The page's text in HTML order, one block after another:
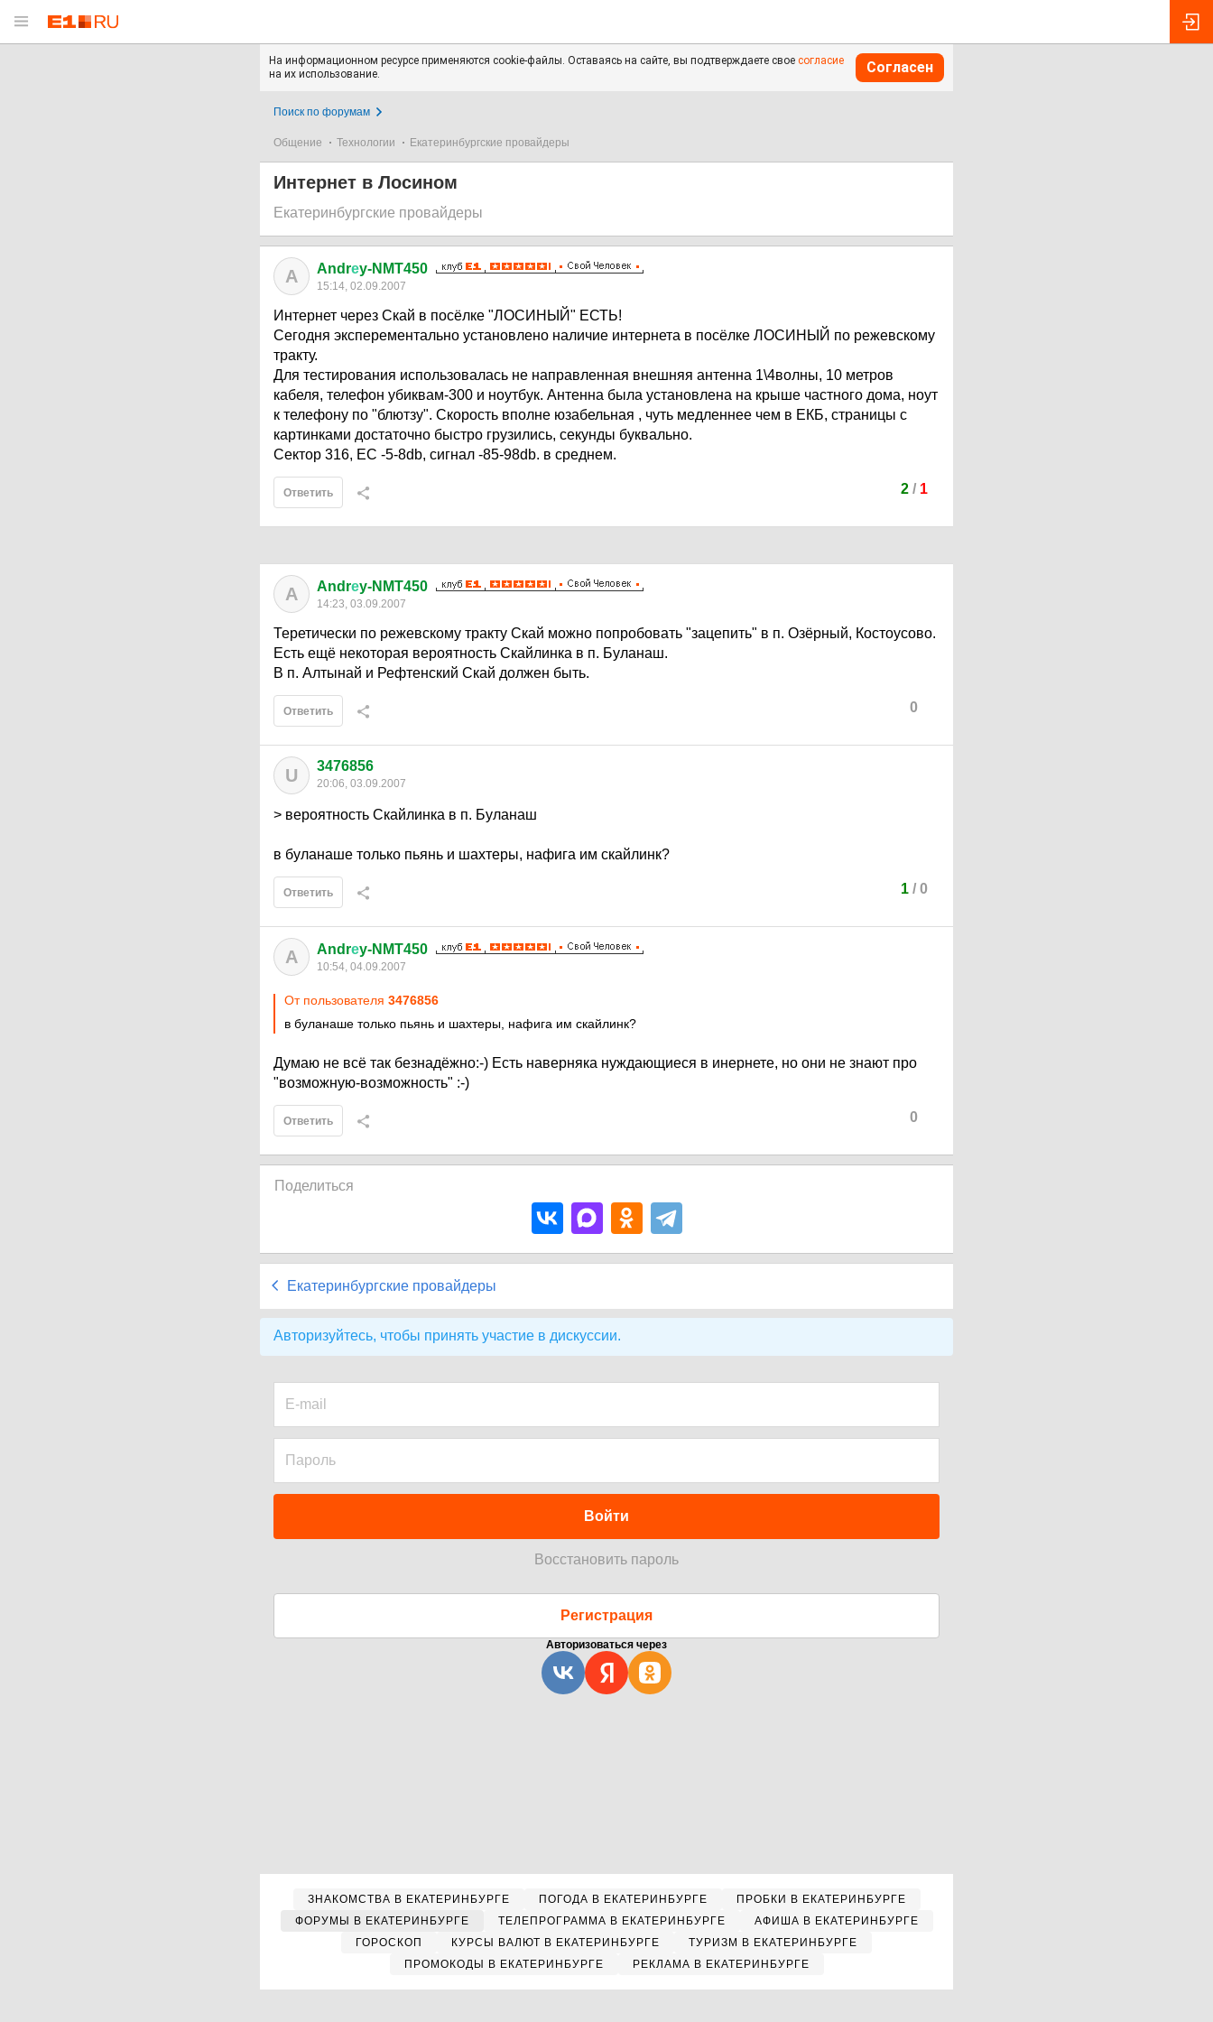
На информационном ресурсе применяются cookie-файлы. Оставаясь на сайте, вы подтверждаете свое согласие
на их использование.
Согласен
Поиск по форумам
Общение Технологии Екатеринбургские провайдеры
Интернет в Лосином
Екатеринбургские провайдеры
A Andrеy-NMT450
15:14, 02.09.2007
Интернет через Скай в посёлке "ЛОСИНЫЙ" ЕСТЬ!
Сегодня эксперементально установлено наличие интернета в посёлке ЛОСИНЫЙ по режевскому
тракту.
Для тестирования использовалась не направленная внешняя антенна 1\4волны, 10 метров
кабеля, телефон убиквам-300 и ноутбук. Антенна была установлена на крыше частного дома, ноут
к телефону по "блютзу". Скорость вполне юзабельная , чуть медленнее чем в ЕКБ, страницы с
картинками достаточно быстро грузились, секунды буквально.
Сектор 316, ЕС -5-8db, сигнал -85-98db. в среднем.
2/ 1
Ответить
A Andrеy-NMT450
14:23, 03.09.2007
Теретически по режевскому тракту Скай можно попробовать "зацепить" в п. Озёрный, Костоусово.
Есть ещё некоторая вероятность Скайлинка в п. Буланаш.
В п. Алтынай и Рефтенский Скай должен быть.
0
Ответить
U 3476856
20:06, 03.09.2007
> вероятность Скайлинка в п. Буланаш
в буланаше только пьянь и шахтеры, нафига им скайлинк?
1/ 0
Ответить
A Andrеy-NMT450
10:54, 04.09.2007
От пользователя 3476856
в буланаше только пьянь и шахтеры, нафига им скайлинк?
Думаю не всё так безнадёжно:-) Есть наверняка нуждающиеся в инернете, но они не знают про
"возможную-возможность" :-)
0
Ответить
Поделиться
Екатеринбургские провайдеры
Авторизуйтесь, чтобы принять участие в дискуссии.
Войти
Восстановить пароль
Регистрация
Авторизоваться через
ЗНАКОМСТВА В ЕКАТЕРИНБУРГЕ ПОГОДА В ЕКАТЕРИНБУРГЕ
ПРОБКИ В ЕКАТЕРИНБУРГЕ
ФОРУМЫ В ЕКАТЕРИНБУРГЕ
ТЕЛЕПРОГРАММА В ЕКАТЕРИНБУРГЕ
АФИША В ЕКАТЕРИНБУРГЕ
ГОРОСКОП
КУРСЫ ВАЛЮТ В ЕКАТЕРИНБУРГЕ
ТУРИЗМ В ЕКАТЕРИНБУРГЕ
ПРОМОКОДЫ В ЕКАТЕРИНБУРГЕ
РЕКЛАМА В ЕКАТЕРИНБУРГЕ